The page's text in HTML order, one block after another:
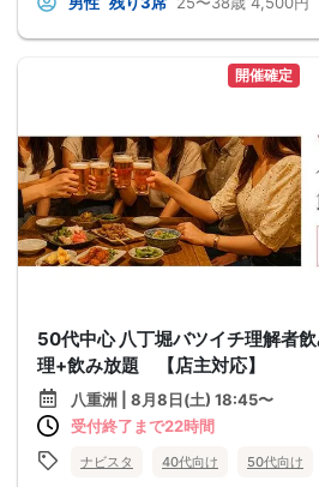
開催確定
50代中心 八丁堀バツイチ理解者
理+飲み放題 【店主対応】
八重洲 | 8月8日(土) 18:45〜
受付終了まで22時間
ナビスタ 40代向け 50代向け